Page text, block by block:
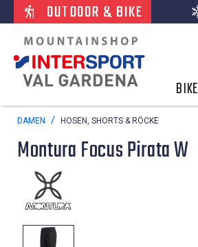
OUTDOOR & BIKE
BIKE
DAMEN HOSEN, SHORTS & RÖCKE
Montura Focus Pirata W